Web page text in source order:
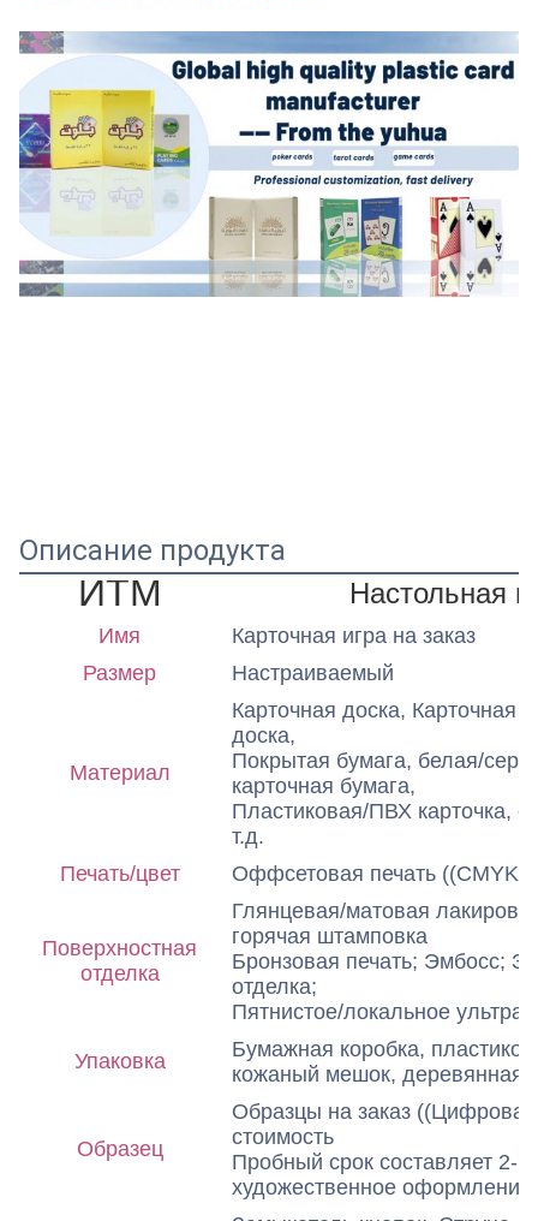
Описание продукта
ИТМ Настольная
Имя
Карточная игра на заказ
Размер
Настраиваемый
Материал
Карточная доска, Карточная
доска,
Покрытая бумага, белая/
карточная бумага,
Пластиковая/ПВХ карточка,
т.д.
Печать/цвет
Оффсетовая печать ((CMYK
Поверхностная
отделка
Глянцевая/матовая
горячая штамповка
Бронзовая печать; Эмбосс;
отделка;
Пятнистое/локальное
Упаковка
Бумажная коробка,
кожаный мешок, деревянная
Образец
Образцы на заказ
стоимость
Пробный срок составляет 2-
художественное оформление